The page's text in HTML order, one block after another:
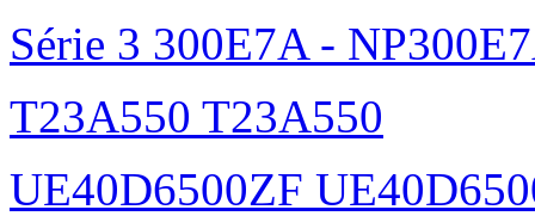
Série 3 300E7A -
T23A550 T23A550
UE40D6500ZF